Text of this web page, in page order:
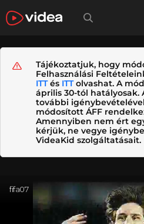
Tájékoztatjuk, hogy
Felhasználási
ITTés ITTolvashat. A
április 30-tól hatályosak.
további
módosított ÁFF
Amennyiben nem ért
kérjük, ne vegye
VideaKid szolgáltatásait.